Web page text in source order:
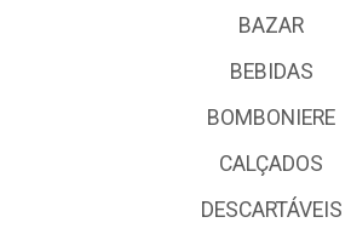
BAZAR
BEBIDAS
BOMBONIERE
CALÇADOS
DESCARTÁVEIS